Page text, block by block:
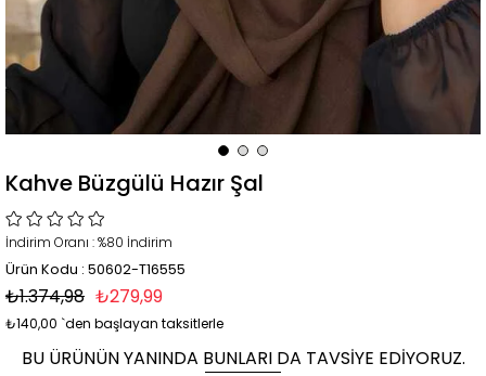
Kahve Büzgülü Hazır Şal
İndirim Oranı :%80 İndirim
Ürün Kodu : 50602-T16555
₺1.374,98 ₺279,99
₺140,00 `den başlayan taksitlerle
BU ÜRÜNÜN YANINDA BUNLARI DA TAVSIYE EDIYORUZ.